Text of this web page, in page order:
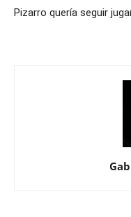
Pizarro quería seguir